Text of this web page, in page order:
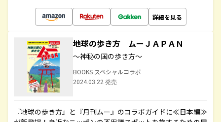
詳細を見る
地球の歩き方 ムーＪＡＰＡＮ
～神秘の国の歩き方～
BOOKS スペシャルコラボ
2024.03.22 発売
『地球の歩き方』と『月刊ムー』のコラボガイドに≪日本編≫